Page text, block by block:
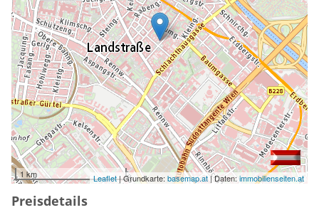
1 km Leaflet| Grundkarte: basemap.at| Daten: immobilienseiten.at
Preisdetails